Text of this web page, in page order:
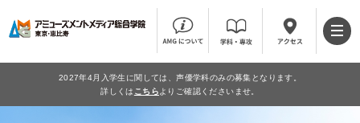
2027年4月入学生に関しては、声優学科のみの募集となります。
詳しくは こちら よりご確認くださいませ。